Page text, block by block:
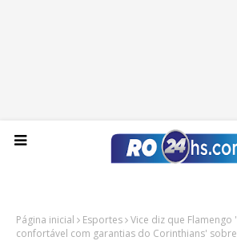
Quinta-feira, 06 de agosto de
Página inicial Esportes Vice diz que Flamengo
confortável com garantias do Corinthians'